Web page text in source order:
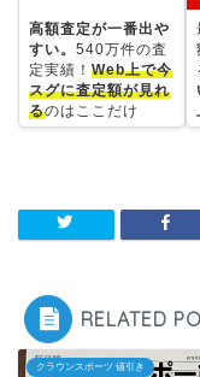
高額査定が一番出や
すい。 540万件の査
定実績！ Web上で今
スグに査定額が見れ
るのはここだけ
RELATED
クラウンスポーツ 値引き